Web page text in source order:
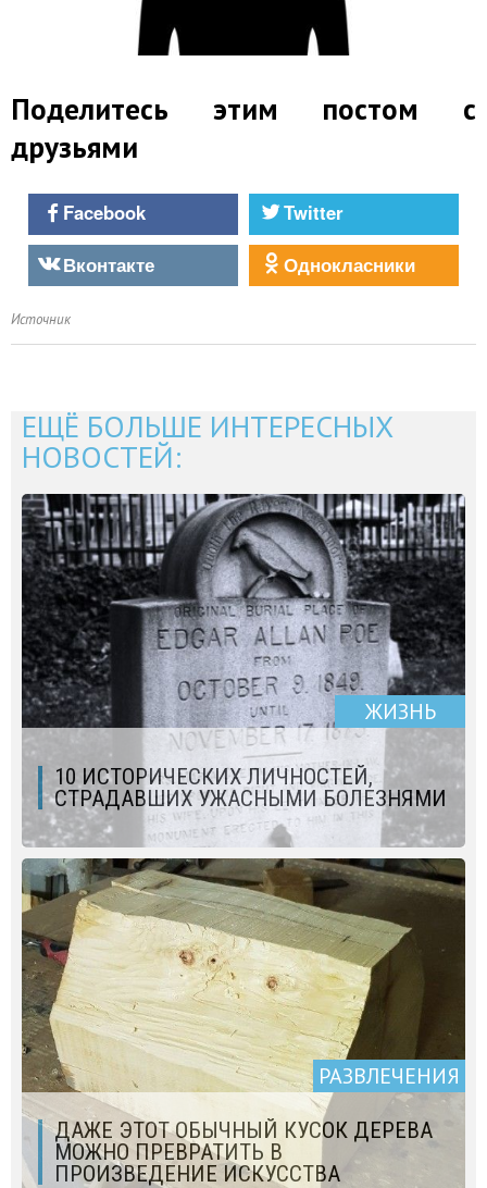
Поделитесь этим постом с
друзьями
Facebook
Twitter
Вконтакте
Однокласники
Источник
ЕЩЁ БОЛЬШЕ ИНТЕРЕСНЫХ
НОВОСТЕЙ:
ЖИЗНЬ
10 ИСТОРИЧЕСКИХ ЛИЧНОСТЕЙ,
СТРАДАВШИХ УЖАСНЫМИ БОЛЕЗНЯМИ
РАЗВЛЕЧЕНИЯ
ДАЖЕ ЭТОТ ОБЫЧНЫЙ КУСОК ДЕРЕВА
МОЖНО ПРЕВРАТИТЬ В
ПРОИЗВЕДЕНИЕ ИСКУССТВА